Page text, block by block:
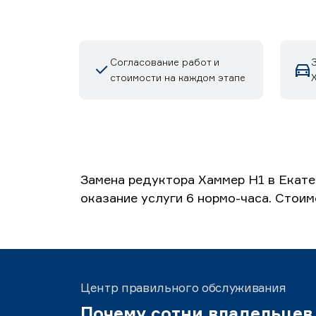
Согласование работ и
стоимости на каждом этапе
Замена редуктора Хаммер H1 в
оказание услуги 6 нормо-часа.
Центр правильного обслуживания